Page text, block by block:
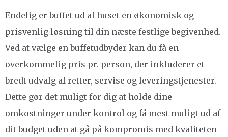
Endelig er buffet ud af huset en økonomisk og
prisvenlig løsning til din næste festlige begivenhed.
Ved at vælge en buffetudbyder kan du få en
overkommelig pris pr. person, der inkluderer et
bredt udvalg af retter, servise og leveringstjenester.
Dette gør det muligt for dig at holde dine
omkostninger under kontrol og få mest muligt ud af
dit budget uden at gå på kompromis med kvaliteten